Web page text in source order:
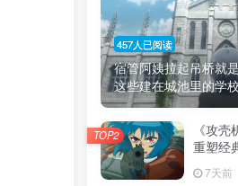
457人已阅读
宿管阿姨拉起吊桥就
这些建在城池里的学
《攻
重塑经
7天前
TOP2